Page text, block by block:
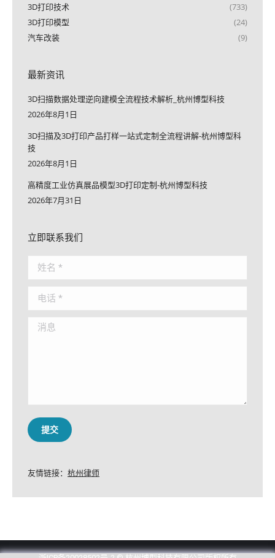
3D打印技术
(733)
3D打印模型
(24)
汽车改装
(9)
最新资讯
3D扫描数据处理逆向建模全流程技术解析_杭州博型科技
2026年8月1日
3D扫描及3D打印产品打样一站式定制全流程讲解-杭州博型科
技
2026年8月1日
高精度工业仿真展品模型3D打印定制-杭州博型科技
2026年7月31日
立即联系我们
姓名 *
电话 *
消息
提交
友情链接： 杭州律师